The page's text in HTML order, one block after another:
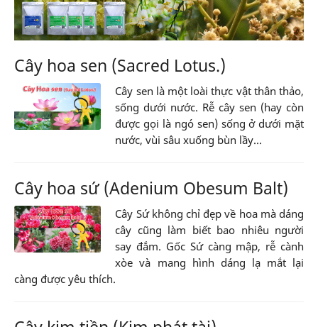
Cây hoa sen (Sacred Lotus.)
Cây sen là một loài thực vật thân thảo,
sống dưới nước. Rễ cây sen (hay còn
được gọi là ngó sen) sống ở dưới mặt
nước, vùi sâu xuống bùn lầy...
Cây hoa sứ (Adenium Obesum Balt)
Cây Sứ không chỉ đẹp về hoa mà dáng
cây cũng làm biết bao nhiêu người
say đắm. Gốc Sứ càng mập, rễ cành
xòe và mang hình dáng lạ mắt lại
càng được yêu thích.